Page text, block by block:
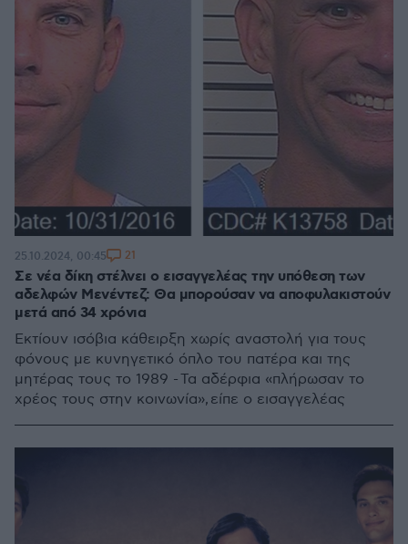
Σε νέα δίκη στέλνει ο εισαγγελέας την υπόθεση των
αδελφών Μενέντεζ: Θα μπορούσαν να αποφυλακιστούν
μετά από 34 χρόνια
Εκτίουν ισόβια κάθειρξη χωρίς αναστολή για τους
φόνους με κυνηγετικό όπλο του πατέρα και της
μητέρας τους το 1989 - Τα αδέρφια «πλήρωσαν το
χρέος τους στην κοινωνία», είπε ο εισαγγελέας
25.10.2024, 00:45 21